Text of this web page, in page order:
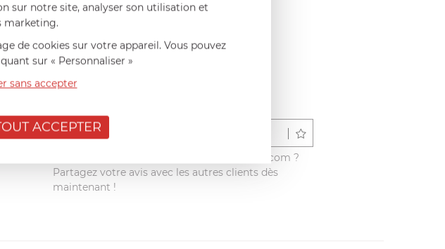
Vous avez acheté ce produit sur francisbatt.com ?
Partagez votre avis avec les autres clients dès
maintenant !
sur notre site, analyser son utilisation et
marketing.
de cookies sur votre appareil. Vous pouvez
sur « Personnaliser »
sans accepter
ACCEPTER